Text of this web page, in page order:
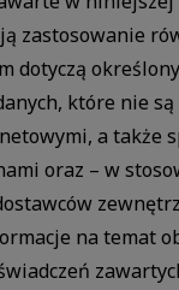
zastosowanie
dotyczą
które nie
a także
oraz – w
na temat